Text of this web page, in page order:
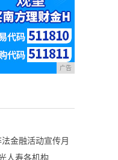
广告
金融活动宣传月
人寿各机构